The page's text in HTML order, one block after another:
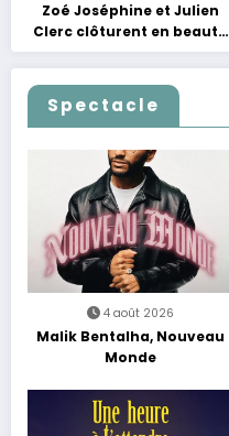
Zoé Joséphine et Julien
Clerc clôturent en beauté
Les Nuits Francofolies au
Casino
Spectacle
4 août 2026
Malik Bentalha, Nouveau
Monde